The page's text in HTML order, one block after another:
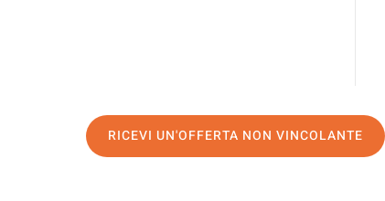
RICEVI UN'OFFERTA NON VINCOLANTE